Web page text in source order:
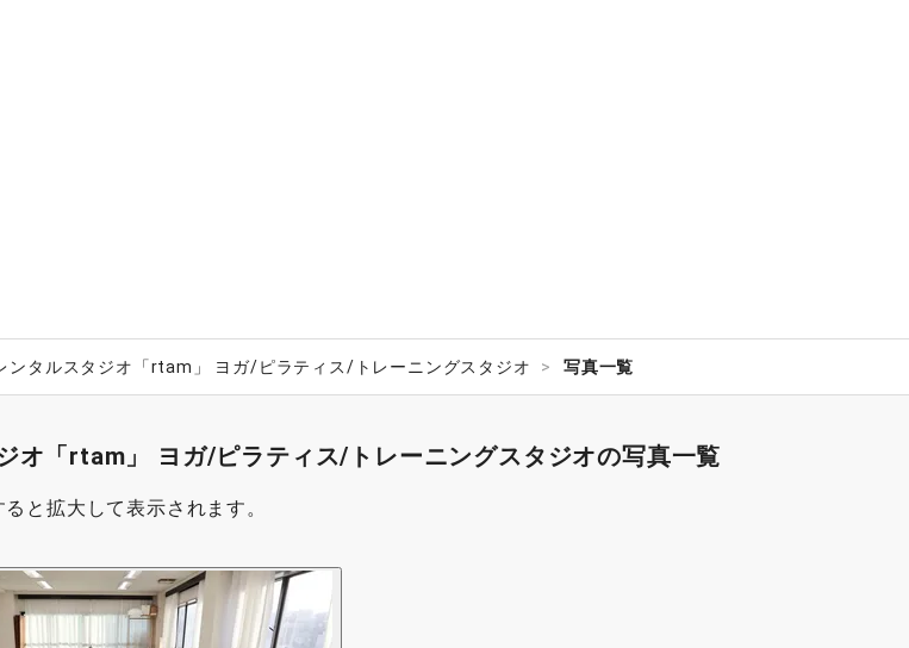
ンタルスタジオ「rtam」 ヨガ/ピラティス/トレーニングスタジオ 写真一覧
オ「rtam」 ヨガ/ピラティス/トレーニングスタジオの写真一覧
と拡大して表示されます。